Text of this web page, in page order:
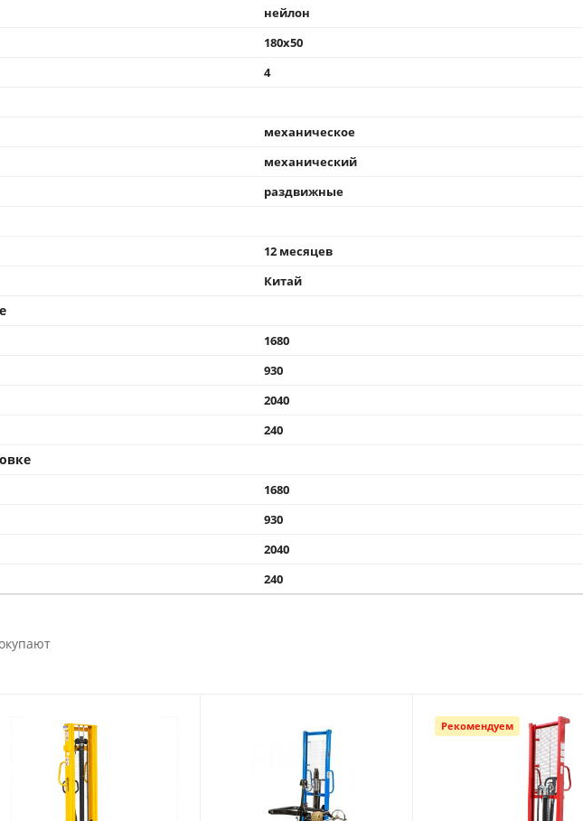
нейлон
180x50
4
механическое
механический
раздвижные
12 месяцев
Китай
1680
930
2040
240
1680
930
2040
240
Рекомендуем